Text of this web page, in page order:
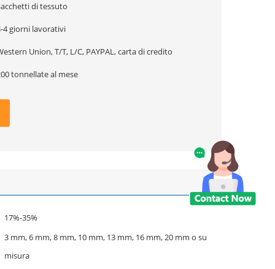
di tessuto
4 giorni lavorativi
Union, T/T, L/C, PAYPAL, carta di credito
tonnellate al mese
17%-35%
3 mm, 6 mm, 8 mm, 10 mm, 13 mm, 16 mm, 20 mm o su
misura